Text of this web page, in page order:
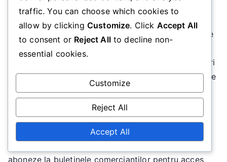
concepute pentru a coincide cu anumite evenimente
de vânzare, cum ar fi Black Friday, Cyber Monday
sau promoțiile de întoarcere la școală. Aceste coduri
oferă adesea reduceri mai mari sau oferte unice care
nu sunt disponibile în alte momente ale anului.
Pentru a profita de aceste coduri specifice
evenimentelor, consumatorii ar trebui să își planifice
aboneze la buletinele comercianților pentru acces
traffic. You can choose which cookies to
allow by clicking Customize. Click Accept All
to consent or Reject Allto decline non-
essential cookies.
Customize
Reject All
Accept All